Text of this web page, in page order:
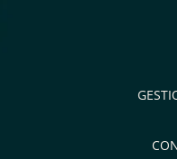
Je consens aussi à